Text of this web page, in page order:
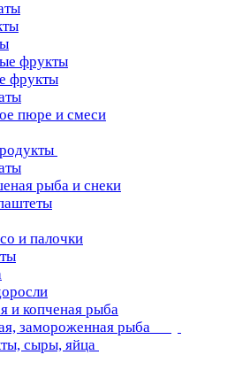
фрукты
фрукты
пюре и смеси
рыба и снеки
и палочки
и копченая рыба
замороженная рыба
сыры, яйца